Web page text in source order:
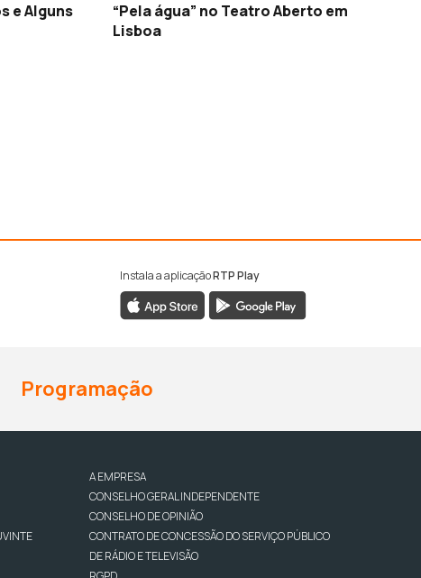
e Alguns
“Pela água” no Teatro Aberto em
Lisboa
Instala a aplicaçãoRTP Play
Programação
A EMPRESA
CONSELHO GERAL INDEPENDENTE
CONSELHO DE OPINIÃO
CONTRATO DE CONCESSÃO DO SERVIÇO PÚBLICO
DE RÁDIO E TELEVISÃO